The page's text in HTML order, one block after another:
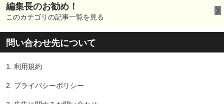
編集長のお勧め！
このカテゴリの記事一覧を見る
問い合わせ先について
1. 利用規約
2. プライバシーポリシー